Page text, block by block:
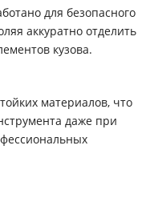
для безопасного
аккуратно отделить
кузова.
материалов, что
даже при